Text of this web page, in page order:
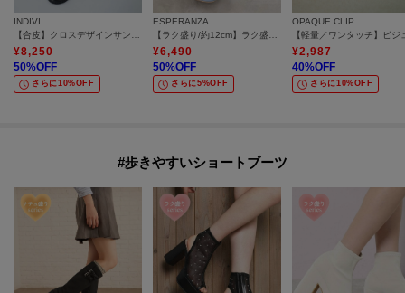
INDIVI
【合皮】クロスデザインサンダル
¥8,250
50%OFF
さらに10%OFF
ESPERANZA
【ラク盛り/約12cm】ラク盛り厚底ブーツサンダル
¥6,490
50%OFF
さらに5%OFF
OPAQUE.CLIP
¥2,987
40%OFF
さらに10%OFF
#歩きやすいショートブーツ